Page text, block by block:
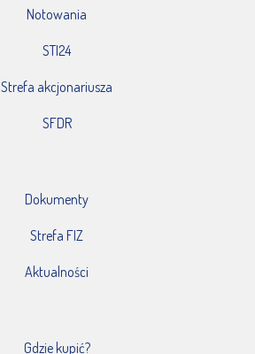
Notowania
STI24
Strefa akcjonariusza
SFDR
Dokumenty
Strefa FIZ
Aktualności
Gdzie kupić?